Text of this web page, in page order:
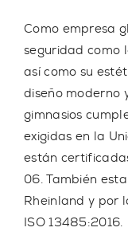
Como empresa
seguridad como
así como su
diseño moderno
gimnasios
exigidas en la
están
06. También
Rheinland y por
ISO 13485:2016.